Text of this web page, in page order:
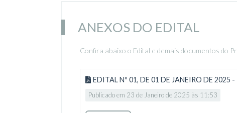
ANEXOS DO EDITAL
Confira abaixo o Edital e demais documentos do
EDITAL Nº 01, DE 01 DE JANEIRO DE 2025
Publicado em 23 de Janeiro de 2025 às 11:53